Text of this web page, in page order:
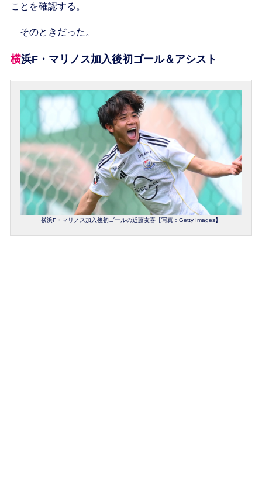
ことを確認する。
そのときだった。
横浜F・マリノス加入後初ゴール＆アシスト
横浜F・マリノス加入後初ゴールの近藤友喜【写真：Getty Images】